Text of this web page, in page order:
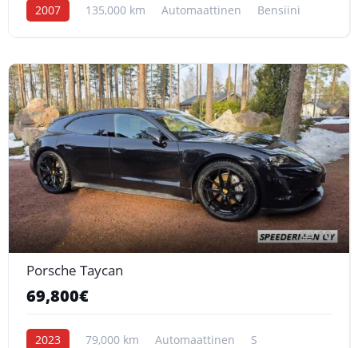
2007 135,000 km Automaattinen Bensiini
10
Porsche Taycan
69,800€
2023 79,000 km Automaattinen S